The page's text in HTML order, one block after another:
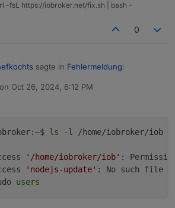
-fsL https://iobroker.net/fix.sh | bash -
0
sagte in Fehlermeldung:
/home/iobroker/iob nodejs-update
Oct 26, 2024, 6:12 PM
by
ls -l /home/iobroker/iob
'/home/iobroker/iob' :
'nodejs-update' : No such file
users